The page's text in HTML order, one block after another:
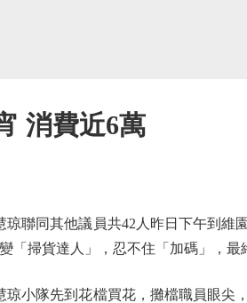
消費近6萬
同其他議員共42人昨日下午到維園
「掃貨達人」，忍不住「加碼」，最
隊先到花檔買花，攤檔職員眼尖，